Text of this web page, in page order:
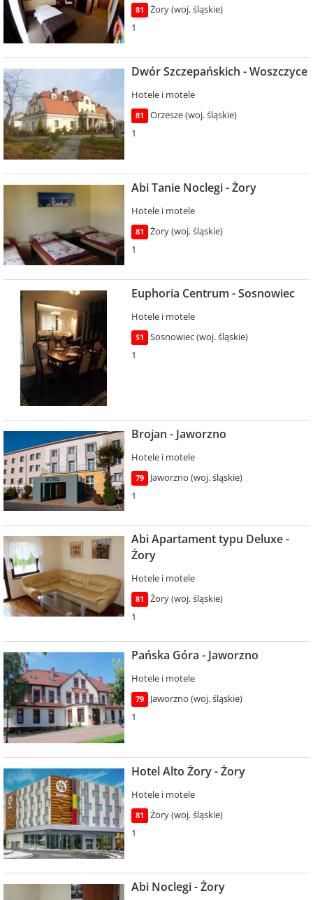
81
Żory (woj. śląskie)
1
Dwór Szczepańskich - Woszczyce
Hotele i motele
81
Orzesze (woj. śląskie)
1
Abi Tanie Noclegi - Żory
Hotele i motele
81
Żory (woj. śląskie)
1
Euphoria Centrum - Sosnowiec
Hotele i motele
S1
Sosnowiec (woj. śląskie)
1
Brojan - Jaworzno
Hotele i motele
79
Jaworzno (woj. śląskie)
1
Abi Apartament typu Deluxe -
Żory
Hotele i motele
81
Żory (woj. śląskie)
1
Pańska Góra - Jaworzno
Hotele i motele
79
Jaworzno (woj. śląskie)
1
Hotel Alto Żory - Żory
Hotele i motele
81
Żory (woj. śląskie)
1
Abi Noclegi - Żory